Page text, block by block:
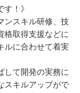
！》
ンスキル研修、技
格取得支援などに
ルに合わせて着実
して開発の実務に
スキルアップがで